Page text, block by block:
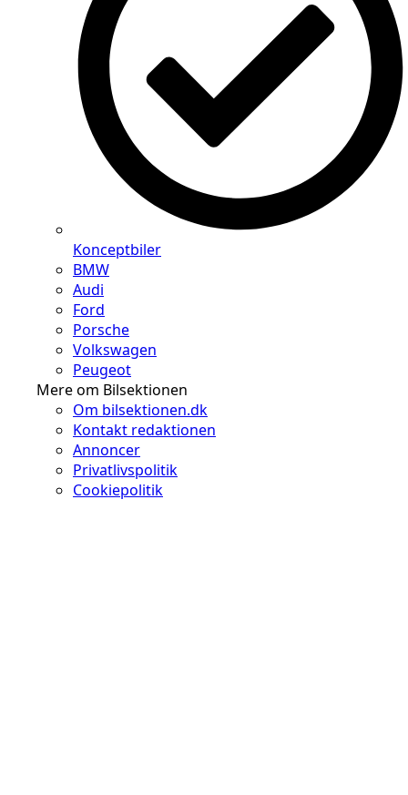
Konceptbiler
BMW
Audi
Ford
Porsche
Volkswagen
Peugeot
Mere om Bilsektionen
Om bilsektionen.dk
Kontakt redaktionen
Annoncer
Privatlivspolitik
Cookiepolitik